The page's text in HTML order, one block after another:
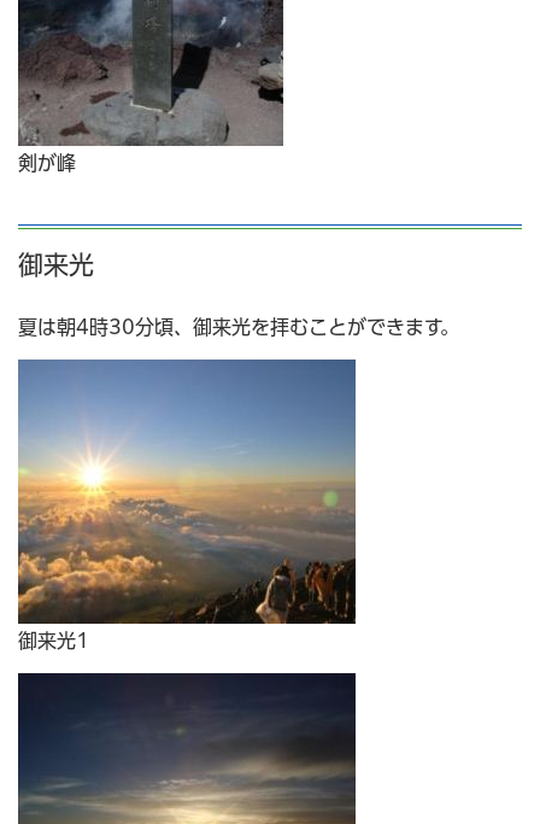
剣が峰
御来光
夏は朝4時30分頃、御来光を拝むことができます。
御来光1